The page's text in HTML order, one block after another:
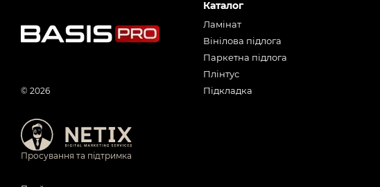
© 2026
Просування та підтримка
Каталог
Ламінат
Вінілова підлога
Паркетна підлога
Плінтус
Підкладка